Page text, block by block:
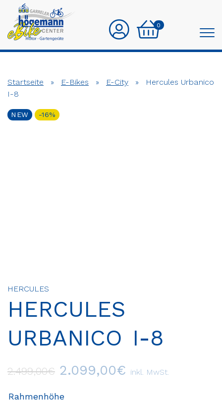
0
Startseite » E-Bikes » E-City »
Hercules Urbanico
I-8
NEW -16%
HERCULES
HERCULES
URBANICO I-8
2.499,00€ 2.099,00€ inkl. MwSt.
Rahmenhöhe